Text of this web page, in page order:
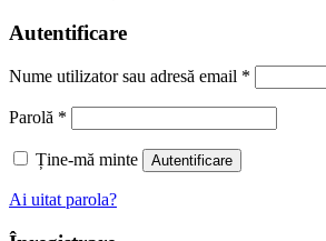
Autentificare
Nume utilizator sau adresă email *
Parolă *
Ține-mă minte Autentificare
Ai uitat parola?